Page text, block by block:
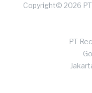
Copyright© 2026
PT